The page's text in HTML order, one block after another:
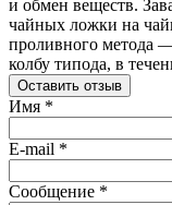
и обмен веществ.
чайных ложки на
проливного метода
колбу типода, в
Оставить отзыв
Имя *
E-mail *
Сообщение *